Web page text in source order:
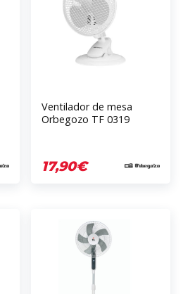
Ventilador de mesa
Orbegozo TF 0319
17,90€